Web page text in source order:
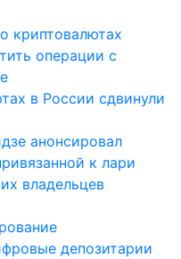
операции с
в России сдвинули
анонсировал
к лари
владельцев
депозитарии